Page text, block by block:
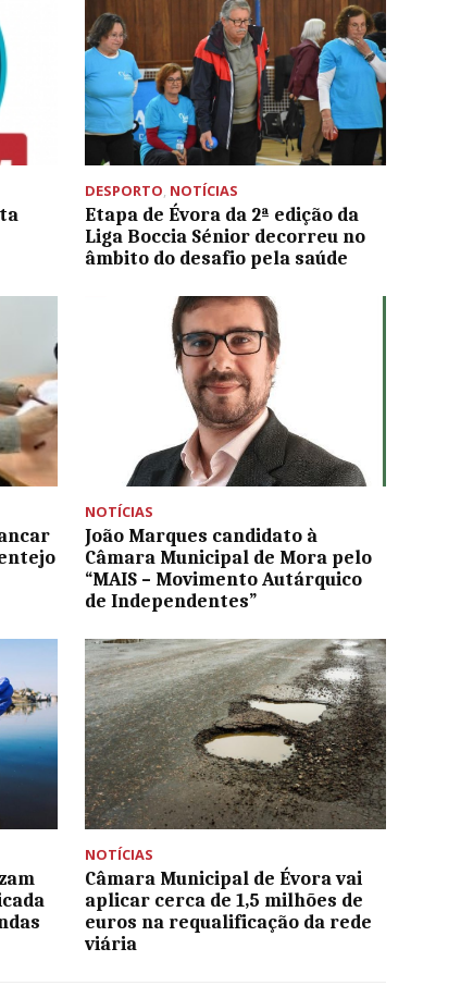
DESPORTO, NOTÍCIAS
Etapa de Évora da 2ª edição da
Liga Boccia Sénior decorreu no
âmbito do desafio pela saúde
NOTÍCIAS
João Marques candidato à
Câmara Municipal de Mora pelo
“MAIS – Movimento Autárquico
de Independentes”
NOTÍCIAS
Câmara Municipal de Évora vai
aplicar cerca de 1,5 milhões de
euros na requalificação da rede
viária